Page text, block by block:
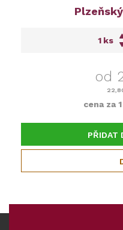
ks
od
cena za
PŘIDAT